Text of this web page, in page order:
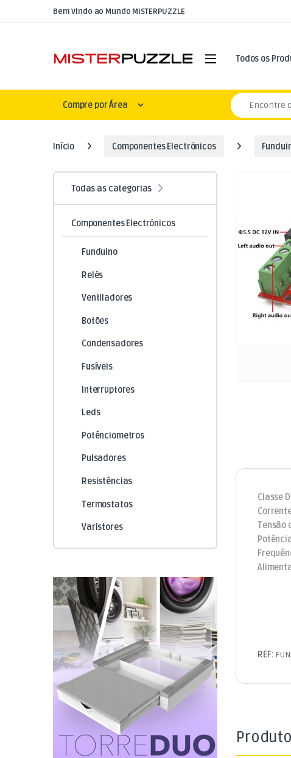
Skip to navigation
Skip to contentBem Vindo ao Mundo MISTERPUZZLE
Open Todos os
Compre por Área
Search for:
Início Componentes Electrónicos
Classe D
Tensão
REF:
Todas as categorias
Componentes Electrónicos
Funduino
Relés
Ventiladores
Botões
Condensadores
Fusíveis
Interruptores
Leds
Potênciometros
Pulsadores
Resistências
Termostatos
Varistores